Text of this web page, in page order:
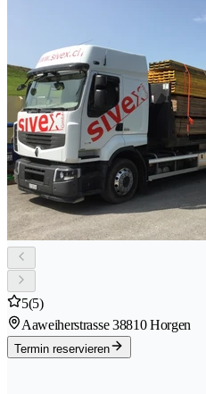
5(5)
Aaweiherstrasse 38810 Horgen
Termin reservieren